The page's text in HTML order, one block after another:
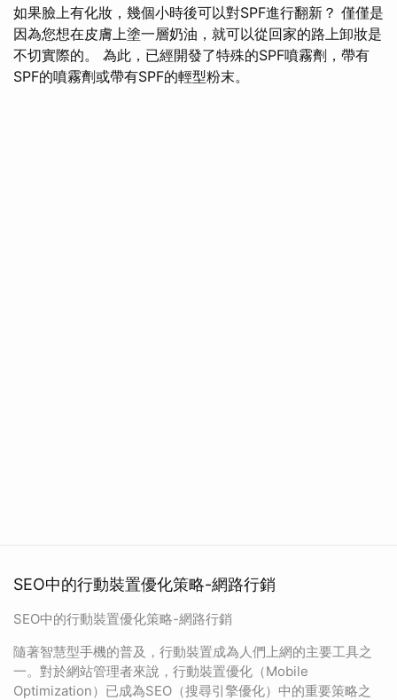
如果臉上有化妝，幾個小時後可以對SPF進行翻新？ 僅僅是
因為您想在皮膚上塗一層奶油，就可以從回家的路上卸妝是
不切實際的。 為此，已經開發了特殊的SPF噴霧劑，帶有
SPF的噴霧劑或帶有SPF的輕型粉末。
SEO中的行動裝置優化策略-網路行銷
SEO中的行動裝置優化策略-網路行銷
隨著智慧型手機的普及，行動裝置成為人們上網的主要工具之
一。對於網站管理者來說，行動裝置優化（Mobile
Optimization）已成為SEO（搜尋引擎優化）中的重要策略之